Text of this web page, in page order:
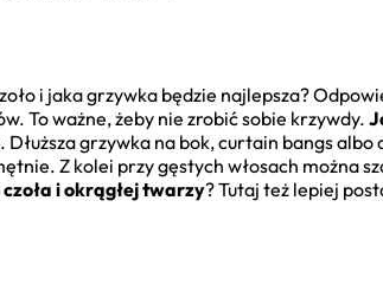
i jaka grzywka będzie najlepsza?
To ważne, żeby nie zrobić sobie krzywdy.
grzywka na bok, curtain bangs
Z kolei przy gęstych włosach można
i okrągłej twarzy? Tutaj też lepiej